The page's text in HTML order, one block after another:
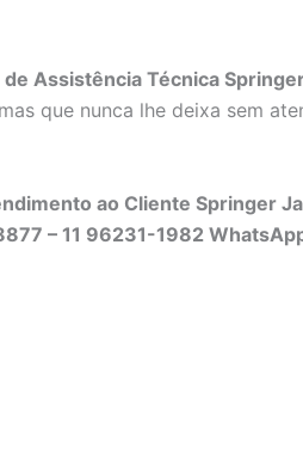
de Assistência Técnica
que nunca lhe deixa sem
ao Cliente Springer
– 11 96231-1982